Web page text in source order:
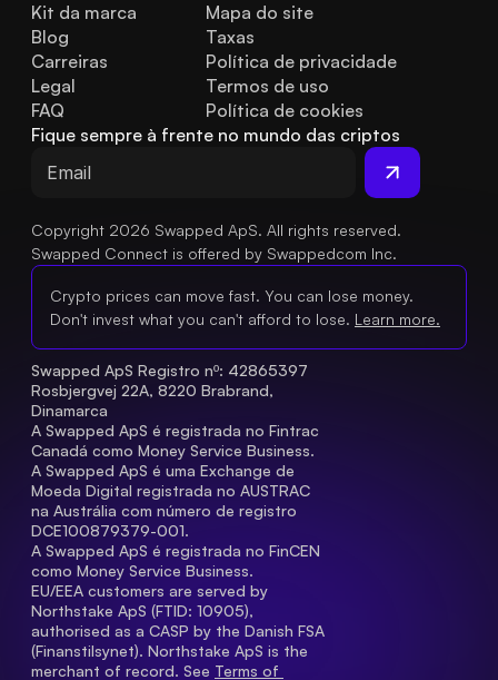
Kit da marca
Blog
FAQ
Legal
Carreiras
Mapa do site
Taxas
Política de privacidade
Termos de uso
Política de cookies
Fique sempre à frente no mundo das criptos
Copyright 2026 Swapped ApS. All rights reserved.
Swapped Connect is offered by Swappedcom Inc.
Crypto prices can move fast. You can lose money.
Don't invest what you can't afford to lose. Learn more.
Swapped ApS Registro nº: 42865397
Rosbjergvej 22A, 8220 Brabrand,
Dinamarca
A Swapped ApS é registrada no Fintrac
Canadá como Money Service Business.
A Swapped ApS é uma Exchange de
Moeda Digital registrada no AUSTRAC
na Austrália com número de registro
DCE100879379-001.
A Swapped ApS é registrada no FinCEN
como Money Service Business.
EU/EEA customers are served by
Northstake ApS (FTID: 10905),
authorised as a CASP by the Danish FSA
(Finanstilsynet). Northstake ApS is the
merchant of record. See Terms of